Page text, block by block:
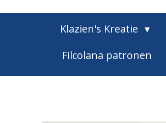
Klazien's Kreatie
Filcolana patronen